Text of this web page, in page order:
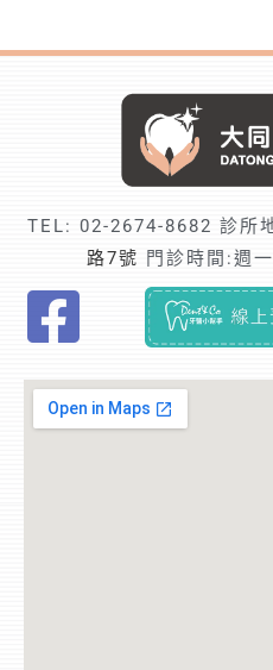
TEL: 02-2674-8682 診所
路7號 門診時間:週
F
d